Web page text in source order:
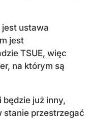
ustawa
jest
TSUE, więc
na którym są
będzie już inny,
stanie przestrzegać